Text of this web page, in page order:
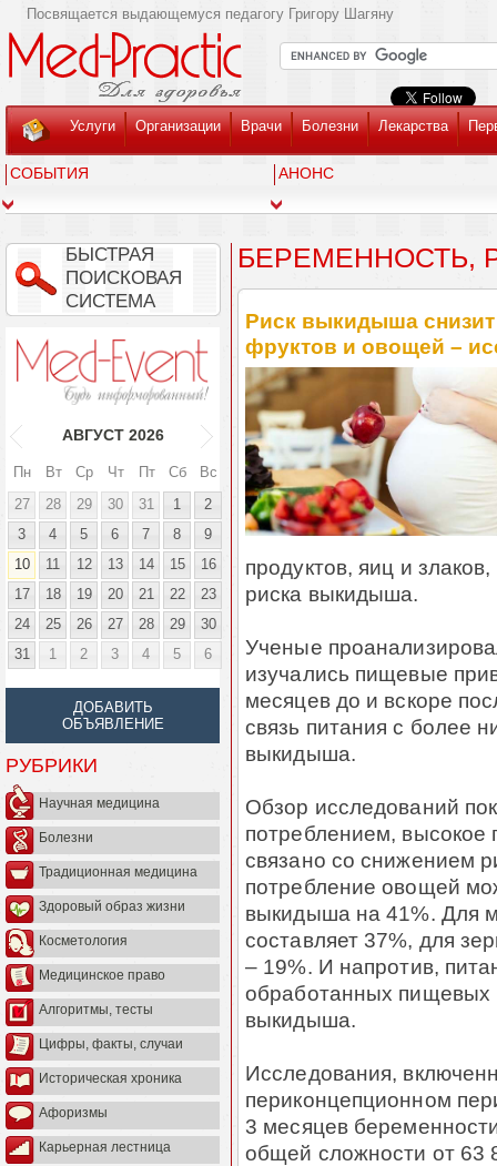
Посвящается выдающемуся педагогу Григору Шагяну
Услуги Организации Врачи Болезни Лекарства
СОБЫТИЯ АНОНС
БЫСТРАЯ
ПОИСКОВАЯ
СИСТЕМА
АВГУСТ 2026
Пн Вт Ср Чт Пт Сб
Вс
27
28 29 30 31 1
2
3
4 5 6 7 8
9
10
11 12 13 14 15
16
17
18 19 20 21 22
23
24
25 26 27 28 29
30
31
1 2 3 4 5 6
ДОБАВИТЬ
ОБЪЯВЛЕНИЕ
РУБРИКИ
Научная медицина
Болезни
Традиционная медицина
Здоровый образ жизни
Косметология
Медицинское право
Алгоритмы, тесты
Цифры, факты, случаи
Историческая хроника
Афоризмы
Карьерная лестница
БЕРЕМЕННОСТЬ,
Риск выкидыша
фруктов и овощей –
продуктов, яиц и
риска выкидыша.
Ученые
изучались пищевые
месяцев до и вскоре
связь питания с более
выкидыша.
Обзор исследований
потреблением, высокое
связано со снижением
потребление овощей
выкидыша на 41%. Для
составляет 37%, для
– 19%. И напротив,
обработанных пищевых
выкидыша.
Исследования,
периконцепционном
3 месяцев
общей сложности от 63